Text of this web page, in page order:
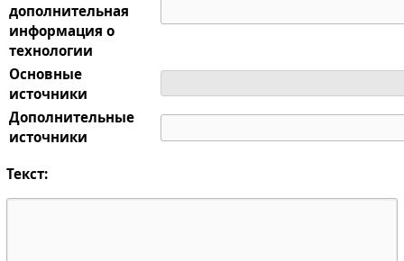
дополнительная
информация о
технологии
Основные
источники
Дополнительные
источники
Текст: